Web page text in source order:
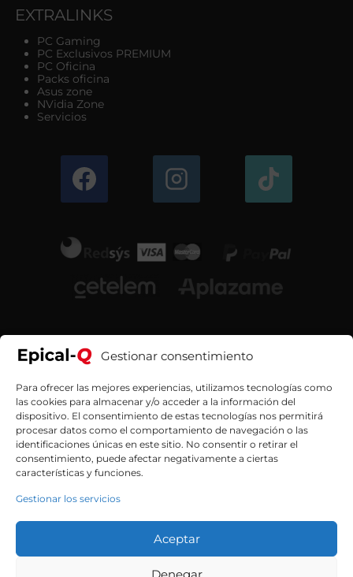
Gestionar consentimiento
Para ofrecer las mejores experiencias, utilizamos tecnologías como
las cookies para almacenar y/o acceder a la información del
dispositivo. El consentimiento de estas tecnologías nos permitirá
procesar datos como el comportamiento de navegación o las
identificaciones únicas en este sitio. No consentir o retirar el
consentimiento, puede afectar negativamente a ciertas
características y funciones.
Gestionar los servicios
Aceptar
Denegar
EXTRALINKS
PC Gaming
PC Exclusivos PREMIUM
PC Oficina
Packs oficina
Asus zone
NVidia Zone
Servicios
Contacta con nosotros